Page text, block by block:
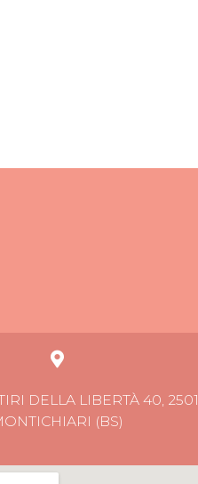
DELLA LIBERTÀ 40,
(BS)